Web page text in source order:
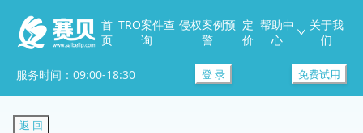
首
页
TRO案件查
询
侵权案例预
警
定
价
帮助中
心
关于我
们
服务时间：09:00-18:30 登 录 免费试用
返 回